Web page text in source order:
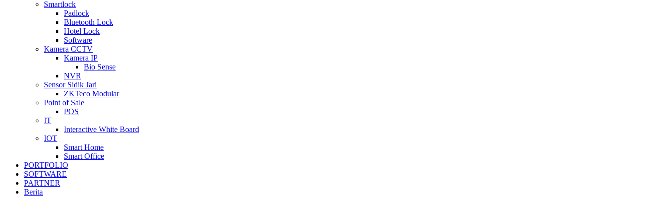
Smartlock
Padlock
Bluetooth Lock
Hotel Lock
Software
Kamera CCTV
Kamera IP
Bio Sense
NVR
Sensor Sidik Jari
ZKTeco Modular
Point of Sale
POS
IT
Interactive White Board
IOT
Smart Home
Smart Office
PORTFOLIO
SOFTWARE
PARTNER
Berita